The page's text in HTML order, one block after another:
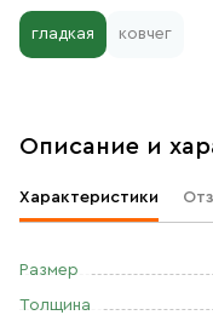
гладкая ковчег
Описание и
Характеристики
Размер
Толщина